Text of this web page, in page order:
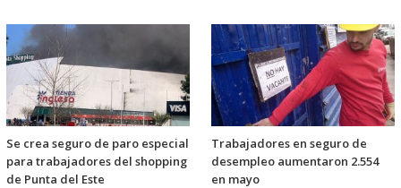
Se crea seguro de paro especial
para trabajadores del shopping
de Punta del Este
Trabajadores en seguro de
desempleo aumentaron 2.554
en mayo